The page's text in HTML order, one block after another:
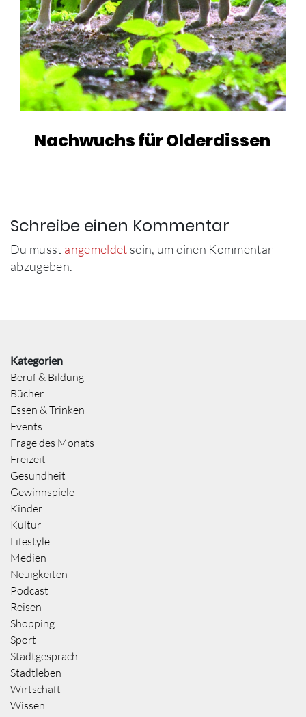
Nachwuchs für Olderdissen
Schreibe einen Kommentar
Du musst angemeldet sein, um einen Kommentar
abzugeben.
Kategorien
Beruf & Bildung
Bücher
Essen & Trinken
Events
Frage des Monats
Freizeit
Gesundheit
Gewinnspiele
Kinder
Kultur
Lifestyle
Medien
Neuigkeiten
Podcast
Reisen
Shopping
Sport
Stadtgespräch
Stadtleben
Wirtschaft
Wissen